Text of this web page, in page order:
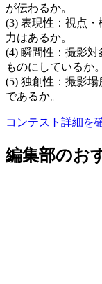
が伝わるか。
(3) 表現性：視点
力はあるか。
(4) 瞬間性：撮影
ものにしているか。
(5) 独創性：撮影
であるか。
コンテスト詳細を
編集部のお